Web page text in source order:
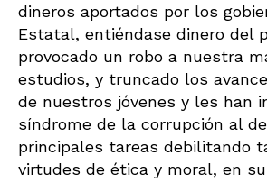
dineros aportados por los
Estatal, entiéndase dinero del
provocado un robo a nuestra
estudios, y truncado los
de nuestros jóvenes y les han
síndrome de la corrupción al
principales tareas debilitando
virtudes de ética y moral, en